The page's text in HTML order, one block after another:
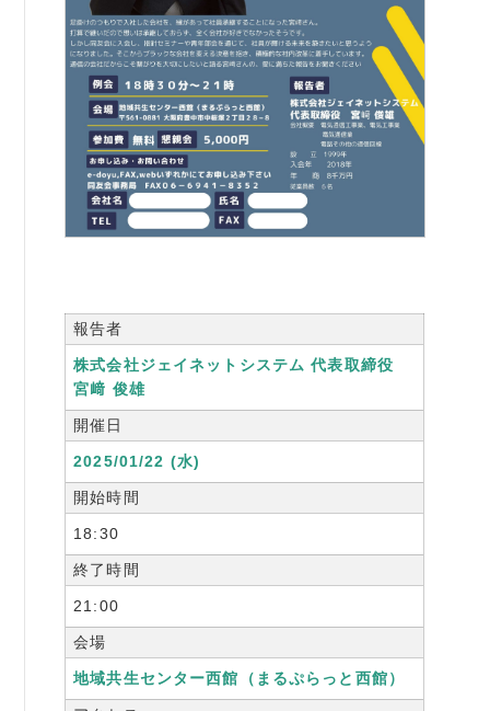
事務局
事務局のご案内
コンテンツ
書籍紹介
06-6944-1251
FAX: 06-6941-8352
大阪市中央区農人橋2丁目-1-30 谷町八木ビル4F
報告者
株式会社ジェイネットシステム 代表取締役
宮﨑 俊雄
開催日
2025/01/22 (水)
開始時間
18:30
終了時間
21:00
会場
地域共生センター西館（まるぷらっと西館）